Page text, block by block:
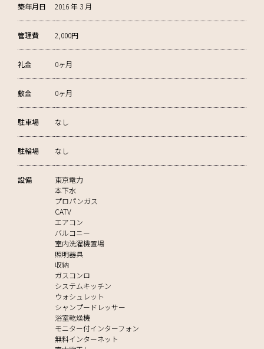
築年月日 2016 年 3 月
管理費 2,000円
礼金 0ヶ月
敷金 0ヶ月
駐車場 なし
駐輪場 なし
設備
東京電力
本下水
プロパンガス
CATV
エアコン
バルコニー
室内洗濯機置場
照明器具
収納
ガスコンロ
システムキッチン
ウォシュレット
シャンプードレッサー
浴室乾燥機
モニター付インターフォン
無料インターネット